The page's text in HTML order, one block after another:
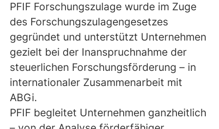
PFIF Forschungszulage wurde im Zuge
des Forschungszulagengesetzes
gegründet und unterstützt Unternehmen
gezielt bei der Inanspruchnahme der
steuerlichen Forschungsförderung – in
internationaler Zusammenarbeit mit
ABGi.
PFIF begleitet Unternehmen ganzheitlich